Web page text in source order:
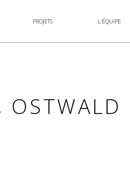
PROJETS L’ÉQUIPE
OSTWALD